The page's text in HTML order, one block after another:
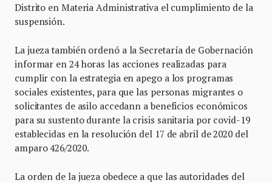
Distrito en Materia Administrativa el cumplimiento de la
suspensión.
La jueza también ordenó a la Secretaría de Gobernación
informar en 24 horas las acciones realizadas para
cumplir con la estrategia en apego a los programas
sociales existentes, para que las personas migrantes o
solicitantes de asilo accedann a beneficios económicos
para su sustento durante la crisis sanitaria por covid-19
establecidas en la resolución del 17 de abril de 2020 del
amparo 426/2020.
La orden de la jueza obedece a que las autoridades del